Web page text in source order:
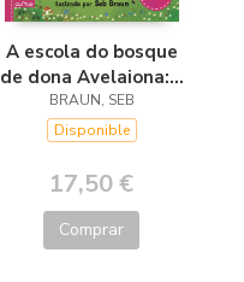
A escola do bosque
de dona Avelaiona:A
busca do tesouro
BRAUN, SEB
Disponible
17,50 €
Comprar